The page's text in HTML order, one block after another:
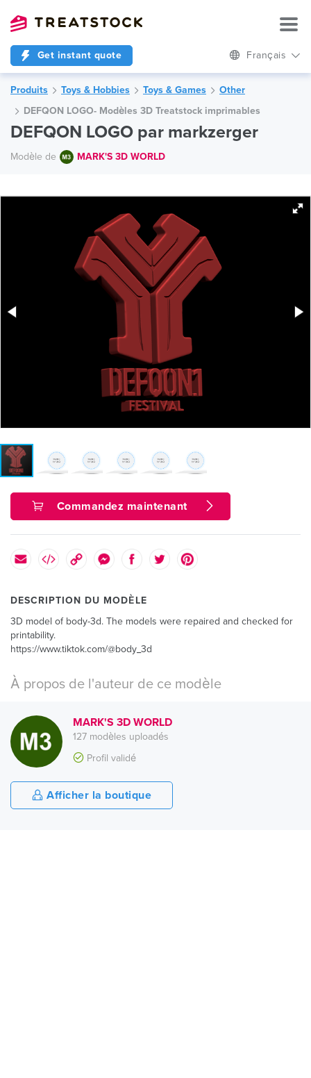
Get instant quote Français
Produits Toys & Hobbies Toys & Games
Other
DEFQON LOGO- Modèles 3D Treatstock imprimables
DEFQON LOGO par markzerger
Modèle de MARK'S 3D WORLD
Commandez maintenant
DESCRIPTION DU MODÈLE
3D model of body-3d. The models were repaired and checked for
printability.
https://www.tiktok.com/@body_3d
À propos de l'auteur de ce modèle
MARK'S 3D WORLD
127 modèles uploadés
Profil validé
Afficher la boutique